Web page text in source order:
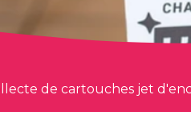
de cartouches jet